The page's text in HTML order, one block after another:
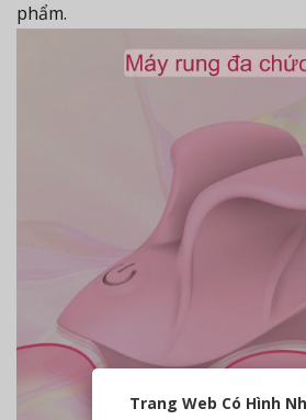
phẩm.
Trang Web Có Hình